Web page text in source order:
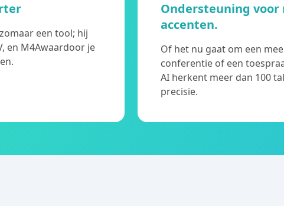
een tool; hij
en M4Awaardoor je
Ondersteuning voor
accenten.
Of het nu gaat om een
conferentie of een
AI herkent meer dan 100
precisie.